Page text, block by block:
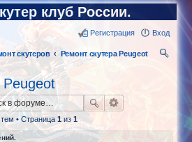
клуб России.
Вход
Регистрация
скутеров
Ремонт скутера Peugeot
Peugeot
• Страница 1из 1